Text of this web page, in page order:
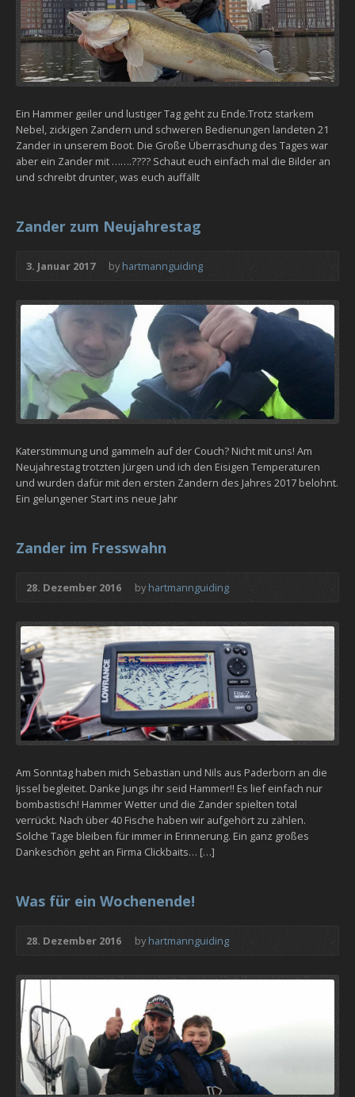
Ein Hammer geiler und lustiger Tag geht zu Ende.Trotz starkem
Nebel, zickigen Zandern und schweren Bedienungen landeten 21
Zander in unserem Boot. Die Große Überraschung des Tages war
aber ein Zander mit …….???? Schaut euch einfach mal die Bilder an
und schreibt drunter, was euch auffällt
Zander zum Neujahrestag
3. Januar 2017 byhartmannguiding
Katerstimmung und gammeln auf der Couch? Nicht mit uns! Am
Neujahrestag trotzten Jürgen und ich den Eisigen Temperaturen
und wurden dafür mit den ersten Zandern des Jahres 2017 belohnt.
Ein gelungener Start ins neue Jahr
Zander im Fresswahn
28. Dezember 2016 by hartmannguiding
Am Sonntag haben mich Sebastian und Nils aus Paderborn an die
Ijssel begleitet. Danke Jungs ihr seid Hammer!! Es lief einfach nur
bombastisch! Hammer Wetter und die Zander spielten total
verrückt. Nach über 40 Fische haben wir aufgehört zu zählen.
Solche Tage bleiben für immer in Erinnerung. Ein ganz großes
Dankeschön geht an Firma Clickbaits… […]
Was für ein Wochenende!
28. Dezember 2016 by hartmannguiding